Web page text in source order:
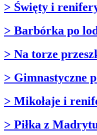
> Święty i
> Barbórka po
> Na torze
> Gimnastyczne
> Mikołaje i
> Piłka z